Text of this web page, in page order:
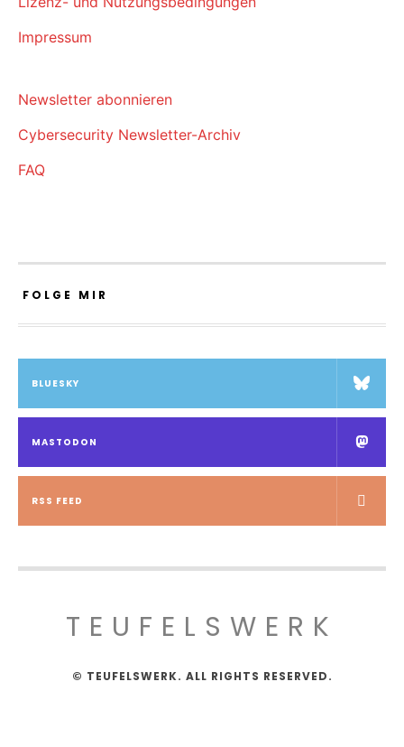
Impressum
Newsletter abonnieren
Cybersecurity Newsletter-Archiv
FAQ
FOLGE MIR
BLUESKY
MASTODON
RSS FEED
TEUFELSWERK
© TEUFELSWERK. ALL RIGHTS RESERVED.